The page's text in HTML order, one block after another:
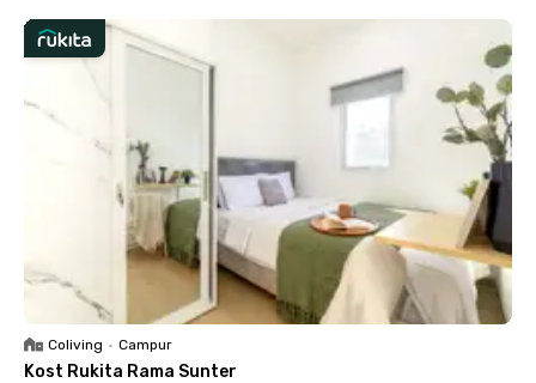
Coliving • Campur
Kost Rukita Rama Sunter